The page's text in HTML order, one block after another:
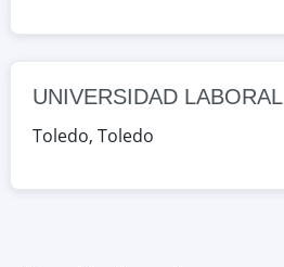
UNIVERSIDAD LABORAL
Toledo, Toledo